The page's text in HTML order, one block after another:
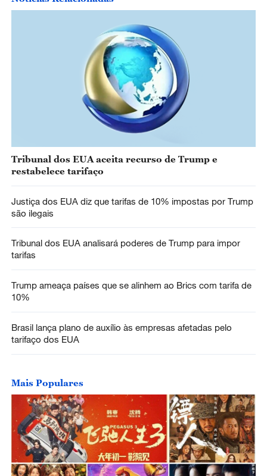
Tribunal dos EUA aceita recurso de Trump e
restabelece tarifaço
Justiça dos EUA diz que tarifas de 10% impostas por Trump
são ilegais
Tribunal dos EUA analisará poderes de Trump para impor
tarifas
Trump ameaça países que se alinhem ao Brics com tarifa de
10%
Brasil lança plano de auxílio às empresas afetadas pelo
tarifaço dos EUA
Mais Populares